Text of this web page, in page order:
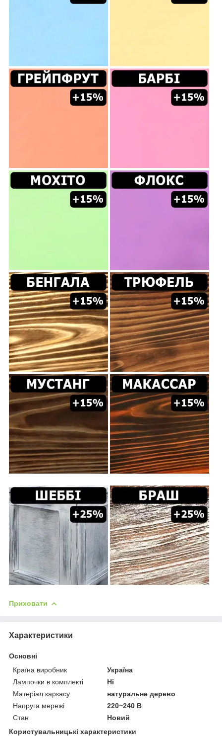
Приховати
Характеристики
Основні
Країна виробник
Україна
Лампочки в комплекті
Ні
Матеріал каркасу
натуральне дерево
Напруга мережі
220~240 В
Стан
Новий
Користувальницькі характеристики